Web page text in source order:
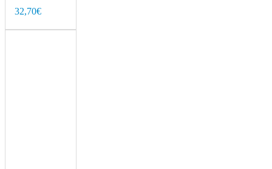
32,70€